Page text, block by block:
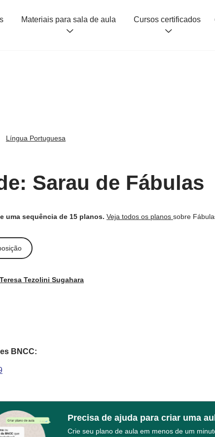
Materiais para sala de aula Cursos certificados
Língua Portuguesa
Sarau de Fábulas
uma sequência de 15 planos. Veja todos os planos sobre
Tezolini Sugahara
BNCC:
Precisa de ajuda para criar uma
Crie seu plano de aula em menos de um